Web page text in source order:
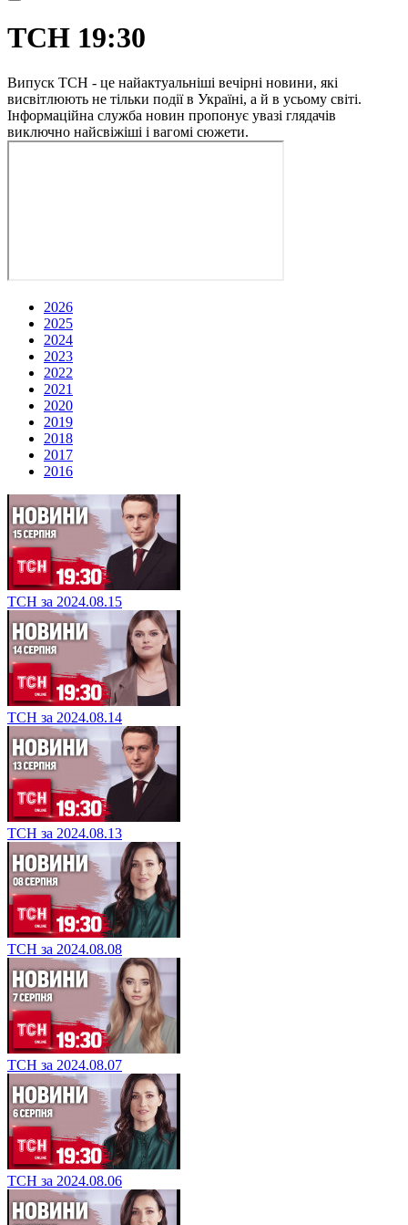
ТСН 19:30
Випуск ТСН - це найактуальніші вечірні новини, які
висвітлюють не тільки події в Україні, а й в усьому світі.
Інформаційна служба новин пропонує увазі глядачів
виключно найсвіжіші і вагомі сюжети.
2026
2025
2024
2023
2022
2021
2020
2019
2018
2017
2016
ТСН за 2024.08.15
ТСН за 2024.08.14
ТСН за 2024.08.13
ТСН за 2024.08.08
ТСН за 2024.08.07
ТСН за 2024.08.06